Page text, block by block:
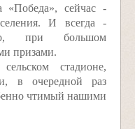
«Победа», сейчас -
И всегда -
при большом
призами.
стадионе,
в очередной раз
чтимый нашими